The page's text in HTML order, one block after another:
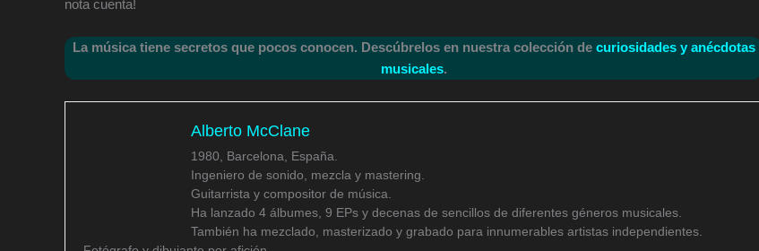
nota cuenta!
La música tiene secretos que pocos conocen. Descúbrelos en nuestra colección de curiosidades y anécdotas
musicales.
Alberto McClane
1980, Barcelona, España.
Ingeniero de sonido, mezcla y mastering.
Guitarrista y compositor de música.
Ha lanzado 4 álbumes, 9 EPs y decenas de sencillos de diferentes géneros musicales.
También ha mezclado, masterizado y grabado para innumerables artistas independientes.